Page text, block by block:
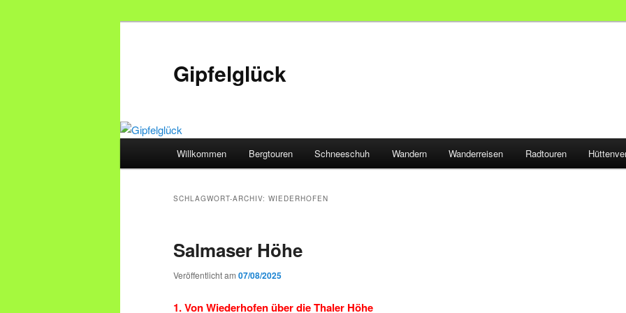
Gipfelglück
Willkommen Bergtouren Schneeschuh Wandern Wanderreisen Radtouren
SCHLAGWORT-ARCHIV: WIEDERHOFEN
Salmaser Höhe
Veröffentlicht am 07/08/2025
1. Von Wiederhofen über die Thaler Höhe